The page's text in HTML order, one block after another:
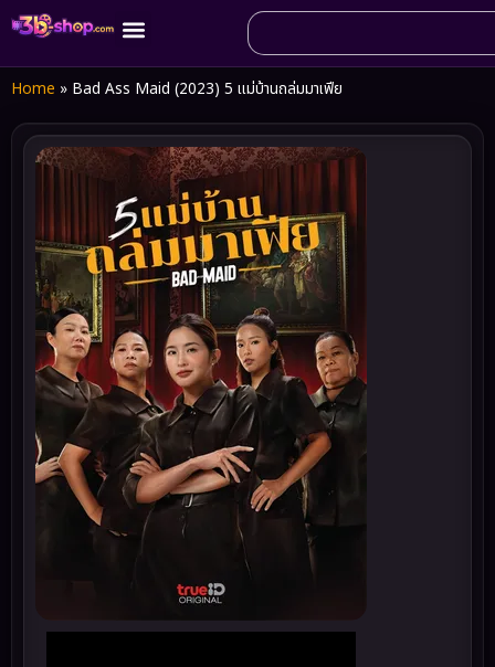
Home » Bad Ass Maid (2023) 5 แม่บ้านถล่มมาเฟีย